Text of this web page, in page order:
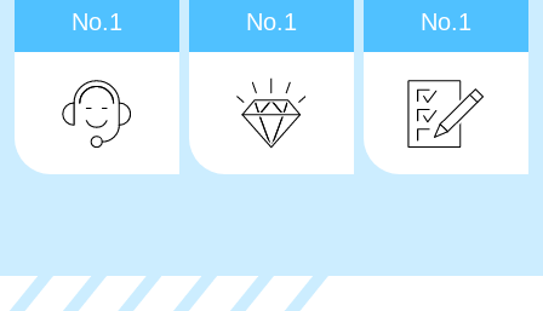
No.1 No.1 No.1